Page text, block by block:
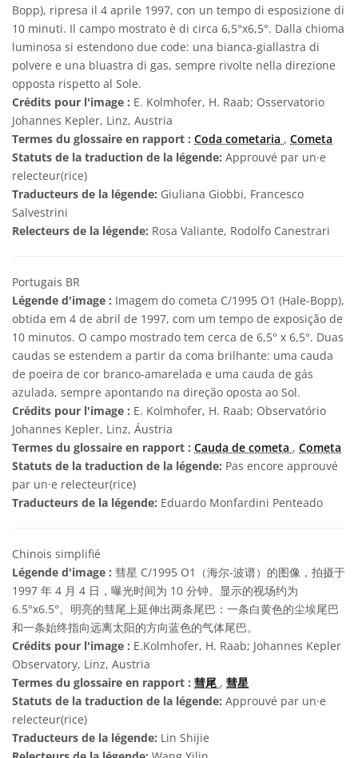
Bopp), ripresa il 4 aprile 1997, con un tempo di esposizione di
10 minuti. Il campo mostrato è di circa 6,5°x6,5°. Dalla chioma
luminosa si estendono due code: una bianca-giallastra di
polvere e una bluastra di gas, sempre rivolte nella direzione
opposta rispetto al Sole.
Crédits pour l'image : E. Kolmhofer, H. Raab; Osservatorio
Johannes Kepler, Linz, Austria
Termes du glossaire en rapport : Coda cometaria , Cometa
Statuts de la traduction de la légende: Approuvé par un·e
relecteur(rice)
Traducteurs de la légende: Giuliana Giobbi, Francesco
Salvestrini
Relecteurs de la légende: Rosa Valiante, Rodolfo Canestrari
Portugais BR
Légende d'image : Imagem do cometa C/1995 O1 (Hale-Bopp),
obtida em 4 de abril de 1997, com um tempo de exposição de
10 minutos. O campo mostrado tem cerca de 6,5° x 6,5°. Duas
caudas se estendem a partir da coma brilhante: uma cauda
de poeira de cor branco-amarelada e uma cauda de gás
azulada, sempre apontando na direção oposta ao Sol.
Crédits pour l'image : E. Kolmhofer, H. Raab; Observatório
Johannes Kepler, Linz, Áustria
Termes du glossaire en rapport : Cauda de cometa , Cometa
Statuts de la traduction de la légende: Pas encore approuvé
par un·e relecteur(rice)
Traducteurs de la légende: Eduardo Monfardini Penteado
Chinois simplifié
Légende d'image : 彗星 C/1995 O1（海尔-波谱）的图像，拍摄于
1997 年 4 月 4 日，曝光时间为 10 分钟。显示的视场约为
6.5°x6.5°。明亮的彗尾上延伸出两条尾巴：一条白黄色的尘埃尾巴
和一条始终指向远离太阳的方向蓝色的气体尾巴。
Crédits pour l'image : E.Kolmhofer, H. Raab; Johannes Kepler
Observatory, Linz, Austria
Termes du glossaire en rapport : 彗尾 , 彗星
Statuts de la traduction de la légende: Approuvé par un·e
relecteur(rice)
Traducteurs de la légende: Lin Shijie